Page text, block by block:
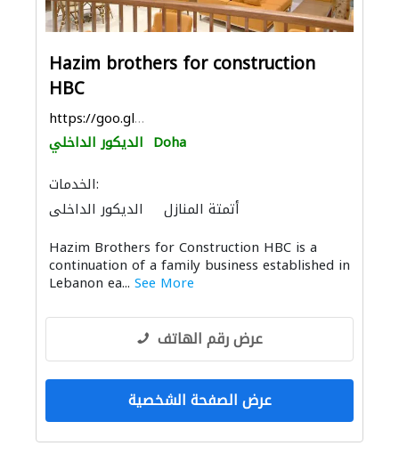
Hazim brothers for construction
HBC
https://goo.gl/maps/qQB4XzTGGQrxCH6w7
الديكور الداخلي Doha
الخدمات:
الديكور الداخلي
أتمتة المنازل
Hazim Brothers for Construction HBC is a
continuation of a family business established in
Lebanon ea... See More
عرض رقم الهاتف
عرض الصفحة الشخصية